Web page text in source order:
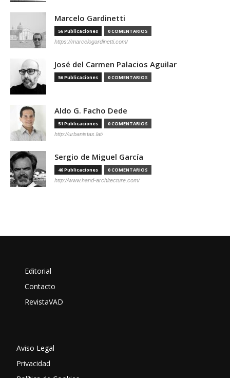
Marcelo Gardinetti
56 Publicaciones 0 COMENTARIOS
https://marcelogardinetti.com/
José del Carmen Palacios Aguilar
56 Publicaciones 0 COMENTARIOS
Aldo G. Facho Dede
51 Publicaciones 0 COMENTARIOS
http://urbanistas.lat/
Sergio de Miguel García
46 Publicaciones 0 COMENTARIOS
http://www.hand-architecture.com/
Editorial
Contacto
RevistaVAD
Aviso Legal
Privacidad